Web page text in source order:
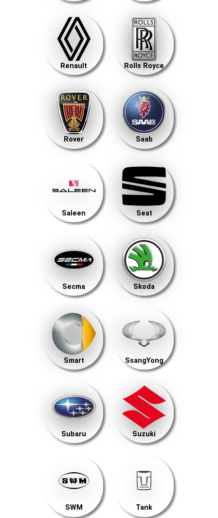
Renault Rolls Royce
Rover Saab
Saleen Seat
Secma Skoda
Smart SsangYong
Subaru Suzuki
SWM Tank